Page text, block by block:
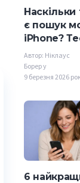
є пошук
iPhone?
Автор: Ніклаус
Борер у
9 березня 2026
6